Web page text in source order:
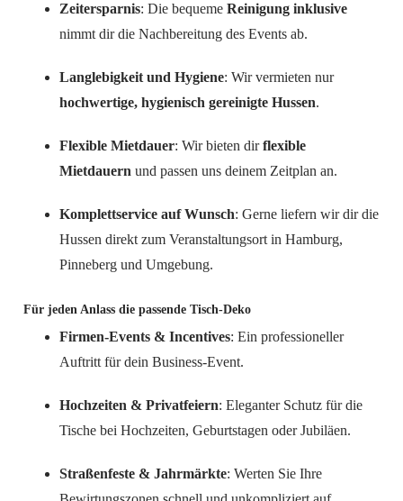
Zeitersparnis: Die bequemeReinigung inklusive
nimmt dir die Nachbereitung des Events ab.
Langlebigkeit und Hygiene: Wir vermieten nur
hochwertige, hygienisch gereinigte Hussen.
Flexible Mietdauer: Wir bieten dirflexible
Mietdauern und passen uns deinem Zeitplan an.
Komplettservice auf Wunsch: Gerne liefern wir dir die
Hussen direkt zum Veranstaltungsort in Hamburg,
Pinneberg und Umgebung.
Für jeden Anlass die passende Tisch-Deko
Firmen-Events & Incentives: Ein professioneller
Auftritt für dein Business-Event.
Hochzeiten & Privatfeiern: Eleganter Schutz für die
Tische bei Hochzeiten, Geburtstagen oder Jubiläen.
Straßenfeste & Jahrmärkte: Werten Sie Ihre